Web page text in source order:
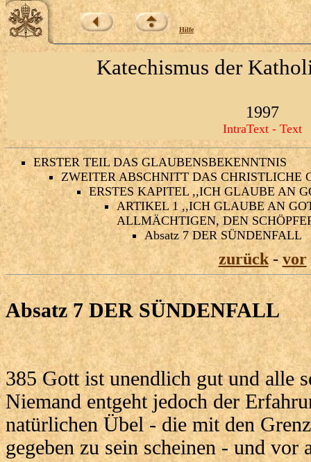
Hilfe
Katechismus der
1997
IntraText - Text
ERSTER TEIL DAS GLAUBENSBEKENNTNIS
ZWEITER ABSCHNITT DAS CHRISTLICHE
ERSTES KAPITEL ,,ICH GLAUBE AN
ARTIKEL 1 ,,ICH GLAUBE AN
ALLMÄCHTIGEN, DEN
Absatz 7 DER SÜNDENFALL
zurück-vor
Absatz 7 DER SÜNDENFALL
385 Gott ist unendlich gut und alle
Niemand entgeht jedoch der
natürlichen Übel - die mit den
gegeben zu sein scheinen - und vor